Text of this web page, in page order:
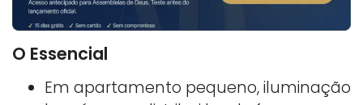
O Essencial
Em apartamento pequeno, iluminação